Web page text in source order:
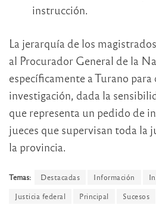
instrucción.
La jerarquía de los
al Procurador General de la
específicamente a Turano para
investigación, dada la
que representa un pedido de
jueces que supervisan toda la
la provincia.
Temas: Destacadas Información
Justicia federal
Principal Sucesos